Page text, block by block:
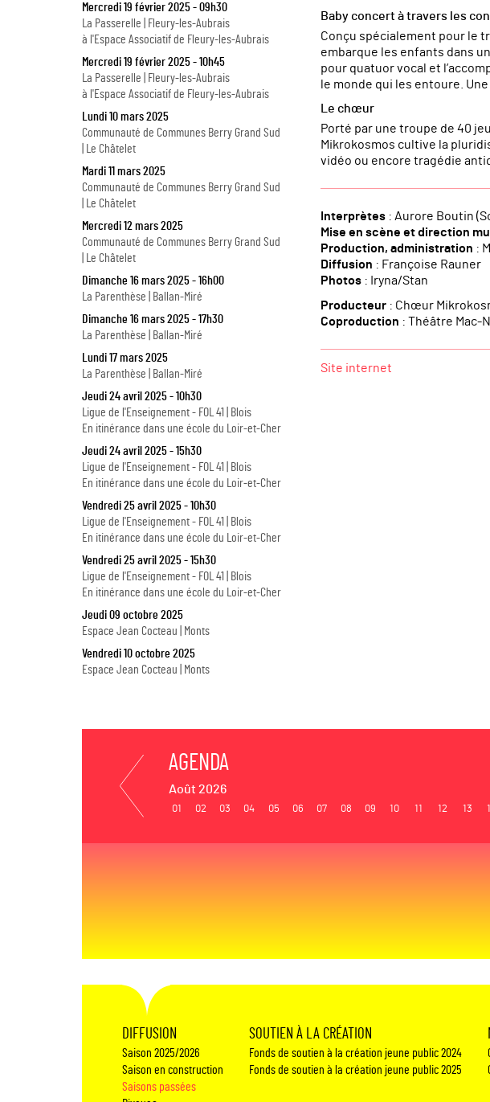
Mercredi 19 février 2025 - 09h30
La Passerelle | Fleury-les-Aubrais
à l'Espace Associatif de Fleury-les-Aubrais
Mercredi 19 février 2025 - 10h45
La Passerelle | Fleury-les-Aubrais
à l'Espace Associatif de Fleury-les-Aubrais
Lundi 10 mars 2025
Communauté de Communes Berry Grand Sud
| Le Châtelet
Mardi 11 mars 2025
Communauté de Communes Berry Grand Sud
| Le Châtelet
Mercredi 12 mars 2025
Communauté de Communes Berry Grand Sud
| Le Châtelet
Dimanche 16 mars 2025 - 16h00
La Parenthèse | Ballan-Miré
Dimanche 16 mars 2025 - 17h30
La Parenthèse | Ballan-Miré
Lundi 17 mars 2025
La Parenthèse | Ballan-Miré
Jeudi 24 avril 2025 - 10h30
Ligue de l'Enseignement - FOL 41 | Blois
En itinérance dans une école du Loir-et-Cher
Jeudi 24 avril 2025 - 15h30
Ligue de l'Enseignement - FOL 41 | Blois
En itinérance dans une école du Loir-et-Cher
Vendredi 25 avril 2025 - 10h30
Ligue de l'Enseignement - FOL 41 | Blois
En itinérance dans une école du Loir-et-Cher
Vendredi 25 avril 2025 - 15h30
Ligue de l'Enseignement - FOL 41 | Blois
En itinérance dans une école du Loir-et-Cher
Jeudi 09 octobre 2025
Espace Jean Cocteau | Monts
Vendredi 10 octobre 2025
Espace Jean Cocteau | Monts
Baby concert à travers les
Conçu spécialement pour le
embarque les enfants dans
pour quatuor vocal et
le monde qui les entoure.
Le chœur
Porté par une troupe de 40
Mikrokosmos cultive la
vidéo ou encore tragédie
Interprètes : Aurore Boutin
Mise en scène et direction
Production, administration :
Diffusion : Françoise Rauner
Photos : Iryna/Stan
Producteur : Chœur
Coproduction : Théâtre Mac-
Site internet
AGENDA
Août 2026
01 02 03 04 05 06 07 08 09 10 11 12 13
DIFFUSION
Saison 2025/2026
Saison en construction
Saisons passées
SOUTIEN À LA CRÉATION
Fonds de soutien à la création jeune public 2024
Fonds de soutien à la création jeune public 2025